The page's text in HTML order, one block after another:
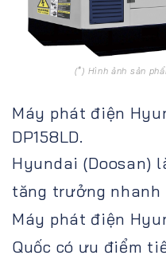
(*) Hình ảnh sản
Máy phát điện
DP158LD.
Hyundai (Doosan)
tăng trưởng
Máy phát điện
Quốc có ưu điểm